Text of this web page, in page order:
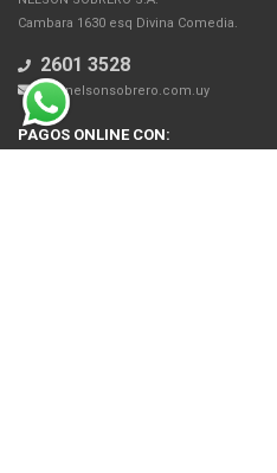
Cambara 1630 esq Divina Comedia.
2601 3528
jb@nelsonsobrero.com.uy
PAGOS ONLINE CON: